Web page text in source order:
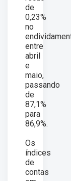
de
0,23%
no
entre
abril
e
maio,
passando
de
87,1%
para
86,9%.
Os
índices
de
contas